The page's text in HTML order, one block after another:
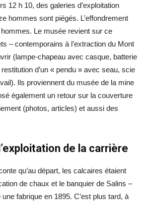
12 h 10, des galeries d’exploitation
hommes sont piégés. L’effondrement
Le musée revient sur ce
– contemporains à l’extraction du Mont
(lampe-chapeau avec casque, batterie
d’un « pendu » avec seau, scie
Ils proviennent du musée de la mine
également un retour sur la couverture
(photos, articles) et aussi des
de la carrière
qu’au départ, les calcaires étaient
de chaux et le banquier de Salins –
fabrique en 1895. C’est plus tard, à